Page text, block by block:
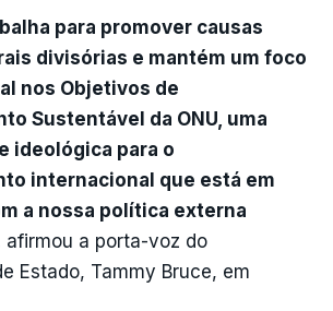
para promover causas
divisórias e mantém um foco
nos Objetivos de
Sustentável da ONU, uma
ideológica para o
internacional que está em
a nossa política externa
afirmou a porta-voz do
Estado, Tammy Bruce, em